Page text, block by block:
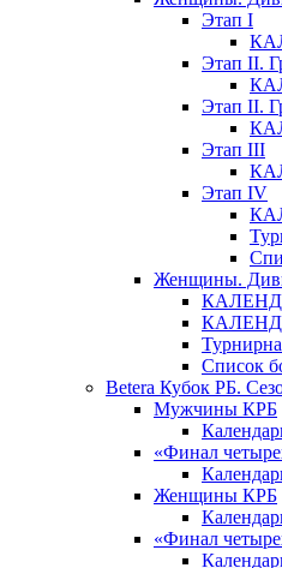
Этап I
Этап II.
Этап II.
Этап III
Этап IV
Женщины.
Список
Betera Кубок РБ.
Мужчины КРБ
«Финал
Женщины КРБ
«Финал